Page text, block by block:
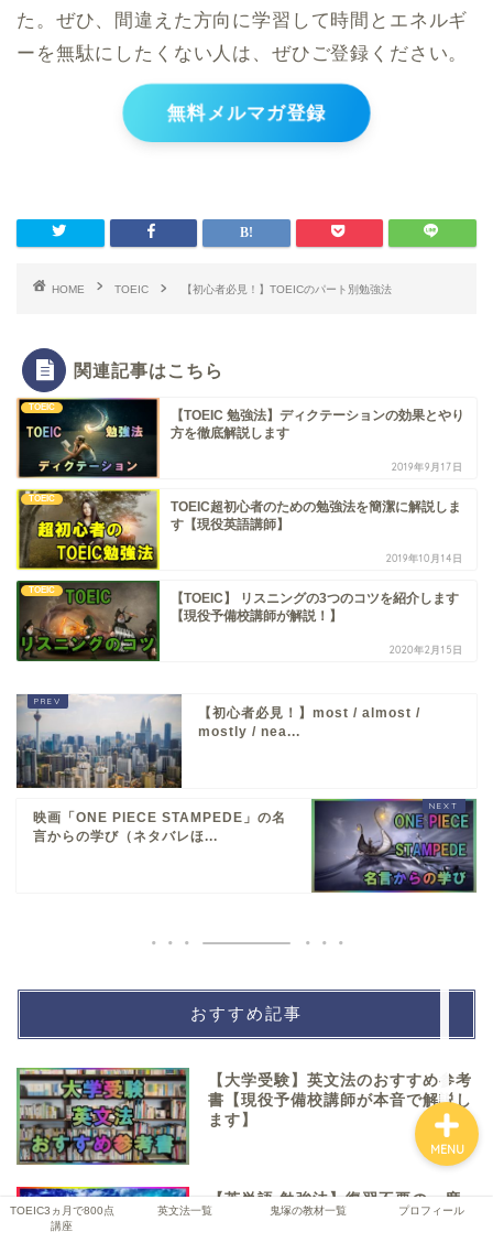
た。ぜひ、間違えた方向に学習して時間とエネルギ
ーを無駄にしたくない人は、ぜひご登録ください。
無料メルマガ登録
HOME TOEIC 【初心者必見！】TOEICのパート別勉強法
関連記事はこちら
TOEIC
【TOEIC 勉強法】ディクテーションの効果とやり
方を徹底解説します
2019年9月17日
TOEIC
TOEIC超初心者のための勉強法を簡潔に解説しま
す【現役英語講師】
2019年10月14日
TOEIC
【TOEIC】 リスニングの3つのコツを紹介します
【現役予備校講師が解説！】
2020年2月15日
【初心者必見！】most / almost /
mostly / nea...
映画「ONE PIECE STAMPEDE」の名
言からの学び（ネタバレほ...
おすすめ記事
【大学受験】英文法のおすすめ参考
書【現役予備校講師が本音で解説し
ます】
【英単語 勉強法】復習不要の一度
で覚える方法【現役英語講師が教え
TOEIC3ヵ月で800点
講座
英文法一覧 鬼塚の教材一覧 プロフィール
MENU
TOEIC3ヵ月で800点講座
プロフィール